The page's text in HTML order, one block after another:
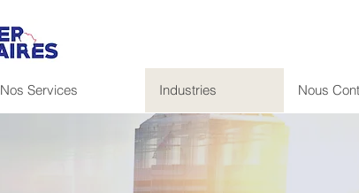
Nos Services Industries Nous